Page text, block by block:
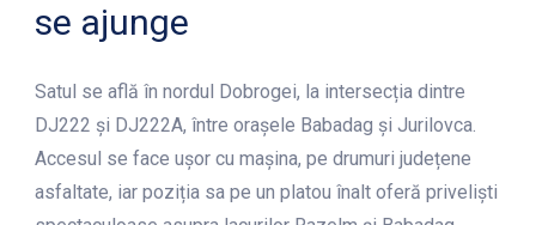
se ajunge
Satul se află în nordul Dobrogei, la intersecția dintre
DJ222 și DJ222A, între orașele Babadag și Jurilovca.
Accesul se face ușor cu mașina, pe drumuri județene
asfaltate, iar poziția sa pe un platou înalt oferă priveliști